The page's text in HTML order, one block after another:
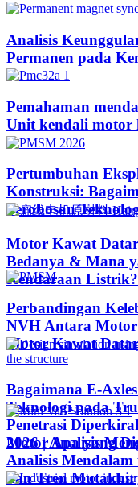
Analisis
Permanen pada
Pemahaman
Unit kendali motor
Pertumbuhan
Konstruksi:
Terobosan
Motor Kawat
Bedanya & Mana
Kendaraan Listrik?
Perbandingan
NVH Antara Motor
Motor Kawat Datar
Bagaimana E-
Teknologi pada
Penetrasi
2026 | Analisis
Motor Apa yang
Analisis
dan Tren Mutakhir